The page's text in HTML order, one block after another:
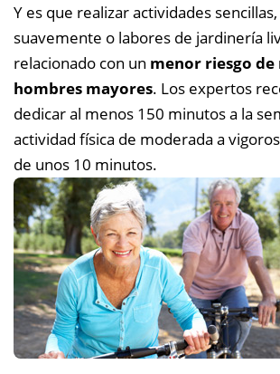
Y es que realizar actividades
suavemente o labores de jardinería
relacionado con un menor riesgo
hombres mayores. Los expertos
dedicaral menos 150 minutos a la
actividad física de moderada a
de unos 10 minutos.